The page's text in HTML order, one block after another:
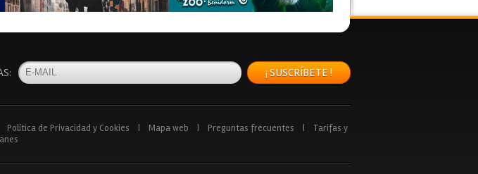
¡ SUSCRÍBETE !
Política de Privacidad y Cookies Mapa web Preguntas frecuentes
Tarifas y